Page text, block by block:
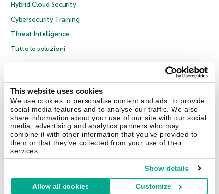
This website uses cookies
We use cookies to personalise content and ads, to provide
social media features and to analyse our traffic. We also
share information about your use of our site with our social
media, advertising and analytics partners who may
combine it with other information that you’ve provided to
them or that they’ve collected from your use of their
services.
Show details
Allow all cookies Customize
Hybrid Cloud Security
Cybersecurity Training
Threat Intelligence
Tutte le soluzioni
Informativa sulla privacy
Policy anticorruzione
Contratto di licenza B2C
Cookies
Contatti Chi siamo Partner Blog Centro risorse Comunicati stampa
Securelist Eugene Personal Blog Encyclopedia